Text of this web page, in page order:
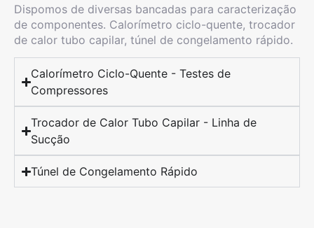
Dispomos de diversas bancadas para caracterização
de componentes. Calorímetro ciclo-quente, trocador
de calor tubo capilar, túnel de congelamento rápido.
Calorímetro Ciclo-Quente - Testes de
Compressores
Trocador de Calor Tubo Capilar - Linha de
Sucção
Túnel de Congelamento Rápido